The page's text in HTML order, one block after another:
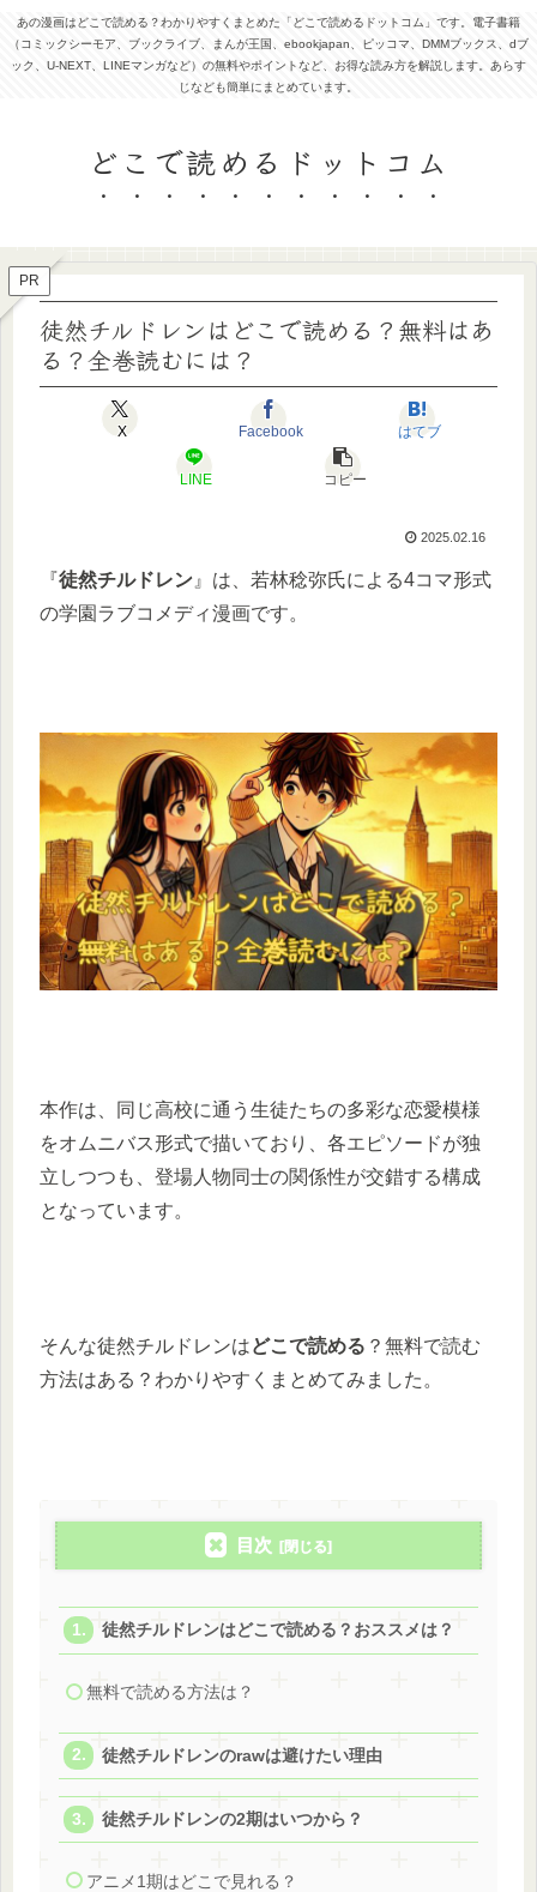
あの漫画はどこで読める？わかりやすくまとめた「どこで読めるドットコム」です。電子書籍
（コミックシーモア、ブックライブ、まんが王国、ebookjapan、ピッコマ、DMMブックス、dブ
ック、U-NEXT、LINEマンガなど）の無料やポイントなど、お得な読み方を解説します。あらす
じなども簡単にまとめています。
どこで読めるドットコム
PR
徒然チルドレンはどこで読める？無料はあ
る？全巻読むには？
X Facebook はてブ
LINE コピー
2025.02.16
『徒然チルドレン 』は、若林稔弥氏による4コマ形式
の学園ラブコメディ漫画です。
本作は、同じ高校に通う生徒たちの多彩な恋愛模様
をオムニバス形式で描いており、各エピソードが独
立しつつも、登場人物同士の関係性が交錯する構成
となっています。
そんな徒然チルドレンはどこで読める ？無料で読む
方法はある？わかりやすくまとめてみました。
目次
徒然チルドレンはどこで読める？おススメは？
無料で読める方法は？
徒然チルドレンのrawは避けたい理由
徒然チルドレンの2期はいつから？
アニメ1期はどこで見れる？